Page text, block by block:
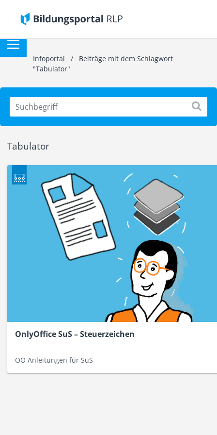
Infoportal / Beiträge mit dem Schlagwort
"Tabulator"
Tabulator
OnlyOffice SuS – Steuerzeichen
OO Anleitungen für SuS